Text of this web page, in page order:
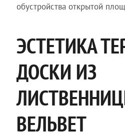
обустройства открытой
ЭСТЕТИКА
ДОСКИ ИЗ
ВЕЛЬВЕТ